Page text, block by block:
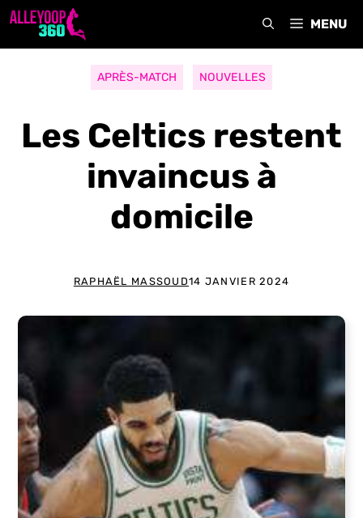
Aller
MENU
APRÈS-MATCH NOUVELLES
Les Celtics restent
invaincus à
domicile
RAPHAËL MASSOUD14 JANVIER 2024